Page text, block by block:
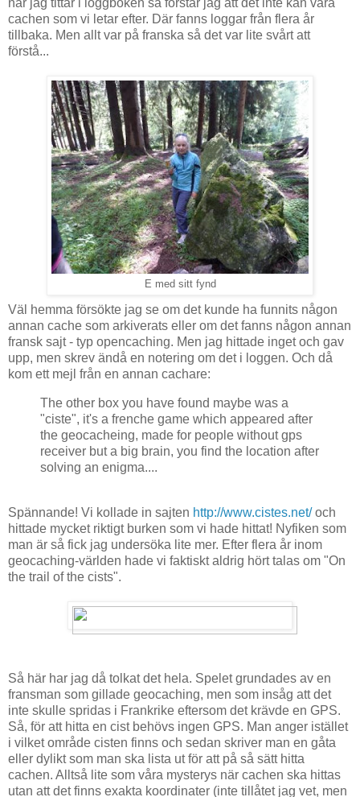
när jag tittar i loggboken så förstår jag att det inte kan vara
cachen som vi letar efter. Där fanns loggar från flera år
tillbaka. Men allt var på franska så det var lite svårt att
förstå...
E med sitt fynd
Väl hemma försökte jag se om det kunde ha funnits någon
annan cache som arkiverats eller om det fanns någon annan
fransk sajt - typ opencaching. Men jag hittade inget och gav
upp, men skrev ändå en notering om det i loggen. Och då
kom ett mejl från en annan cachare:
The other box you have found maybe was a
"ciste", it's a frenche game which appeared after
the geocacheing, made for people without gps
receiver but a big brain, you find the location after
solving an enigma....
Spännande! Vi kollade in sajten http://www.cistes.net/och
hittade mycket riktigt burken som vi hade hittat! Nyfiken som
man är så fick jag undersöka lite mer. Efter flera år inom
geocaching-världen hade vi faktiskt aldrig hört talas om "On
the trail of the cists".
Så här har jag då tolkat det hela. Spelet grundades av en
fransman som gillade geocaching, men som insåg att det
inte skulle spridas i Frankrike eftersom det krävde en GPS.
Så, för att hitta en cist behövs ingen GPS. Man anger istället
i vilket område cisten finns och sedan skriver man en gåta
eller dylikt som man ska lista ut för att på så sätt hitta
cachen. Alltså lite som våra mysterys när cachen ska hittas
utan att det finns exakta koordinater (inte tillåtet jag vet, men